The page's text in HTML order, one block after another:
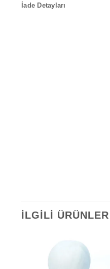
İade Detayları
İLGILI ÜRÜNLER